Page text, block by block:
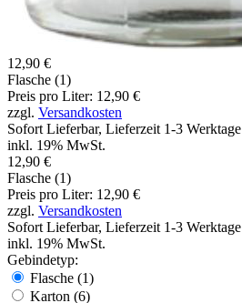
12,90 €
Flasche (1)
Preis pro Liter: 12,90 €
zzgl. Versandkosten
Sofort Lieferbar, Lieferzeit 1-3 Werktage
inkl. 19% MwSt.
12,90 €
Flasche (1)
Preis pro Liter: 12,90 €
zzgl. Versandkosten
Sofort Lieferbar, Lieferzeit 1-3 Werktage
inkl. 19% MwSt.
Gebindetyp:
Flasche (1)
Karton (6)